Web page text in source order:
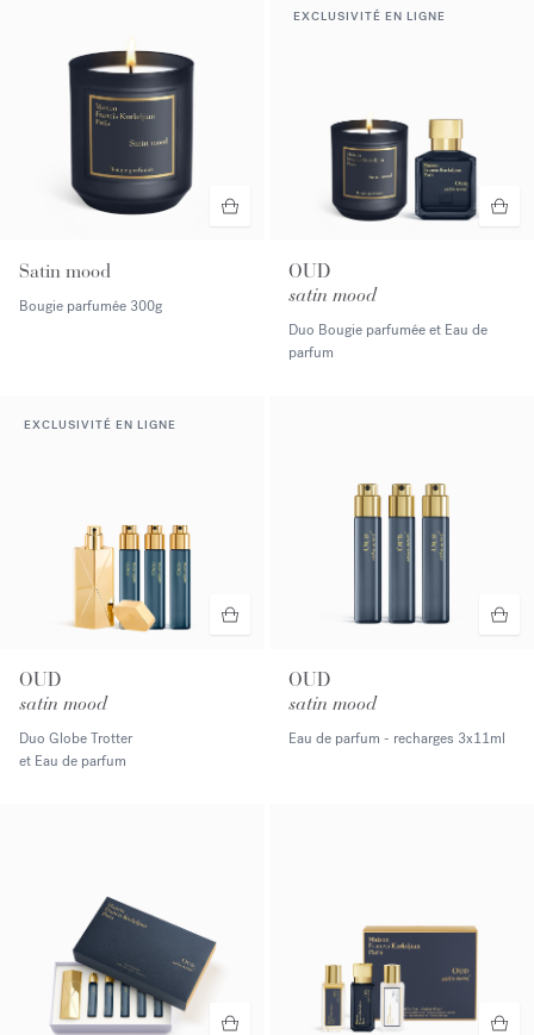
Satin mood
Bougie parfumée 300g
EXCLUSIVITÉ EN LIGNE
OUD
satin mood
Duo Bougie parfumée et Eau de
parfum
EXCLUSIVITÉ EN LIGNE
OUD
satin mood
Duo Globe Trotter
et Eau de parfum
OUD
satin mood
Eau de parfum - recharges 3x11ml